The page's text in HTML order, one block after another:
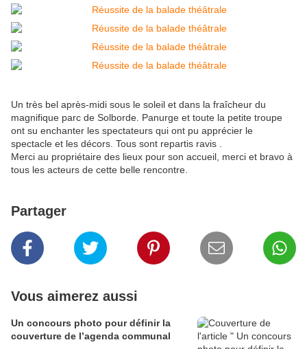
Un très bel après-midi sous le soleil et dans la fraîcheur du
magnifique parc de Solborde. Panurge et toute la petite troupe
ont su enchanter les spectateurs qui ont pu apprécier le
spectacle et les décors. Tous sont repartis ravis .
Merci au propriétaire des lieux pour son accueil, merci et bravo à
tous les acteurs de cette belle rencontre.
Partager
Vous aimerez aussi
Un concours photo pour définir la
couverture de l’agenda communal